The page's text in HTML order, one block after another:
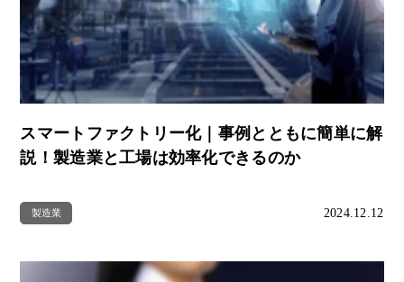
スマートファクトリー化｜事例とともに簡単に解
説！製造業と工場は効率化できるのか
製造業 2024.12.12